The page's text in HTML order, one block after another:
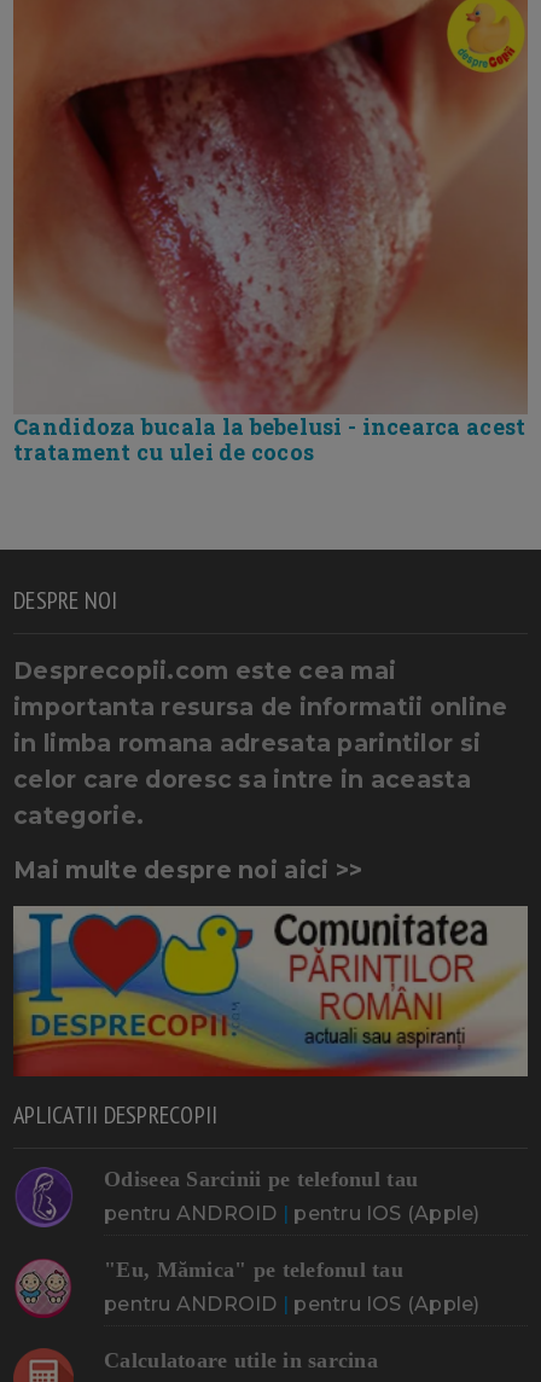
Candidoza bucala la bebelusi - incearca acest
tratament cu ulei de cocos
DESPRE NOI
Desprecopii.com este cea mai
importanta resursa de informatii online
in limba romana adresata parintilor si
celor care doresc sa intre in aceasta
categorie.
Mai multe despre noi aici >>
APLICATII DESPRECOPII
Odiseea Sarcinii pe telefonul tau
pentru ANDROID | pentru IOS (Apple)
"Eu, Mămica" pe telefonul tau
pentru ANDROID | pentru IOS (Apple)
Calculatoare utile in sarcina